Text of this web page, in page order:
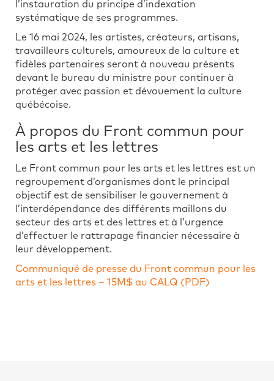
l’instauration du principe d’indexation
systématique de ses programmes.
Le 16 mai 2024, les artistes, créateurs, artisans,
travailleurs culturels, amoureux de la culture et
fidèles partenaires seront à nouveau présents
devant le bureau du ministre pour continuer à
protéger avec passion et dévouement la culture
québécoise.
À propos du Front commun pour
les arts et les lettres
Le Front commun pour les arts et les lettres est un
regroupement d’organismes dont le principal
objectif est de sensibiliser le gouvernement à
l’interdépendance des différents maillons du
secteur des arts et des lettres et à l’urgence
d’effectuer le rattrapage financier nécessaire à
leur développement.
Communiqué de presse du Front commun pour les
arts et les lettres – 15M$ au CALQ (PDF)